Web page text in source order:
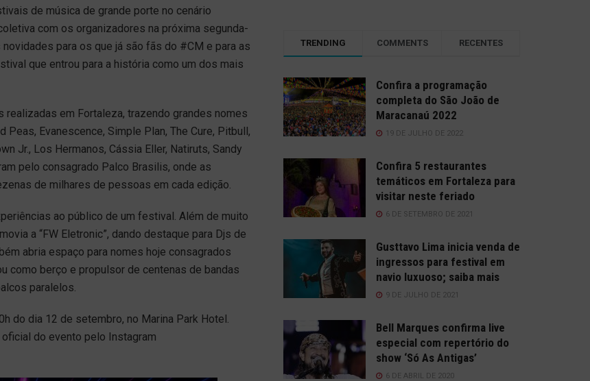
de música de grande porte no cenário
com os organizadores na próxima segunda-
para os que já são fãs do #CM e para as
que entrou para a história como um dos mais
em Fortaleza, trazendo grandes nomes
Evanescence, Simple Plan, The Cure, Pitbull,
Jr., Los Hermanos, Cássia Eller, Natiruts, Sandy
pelo consagrado Palco Brasilis, onde as
de milhares de pessoas em cada edição.
ao público de um festival. Além de muito
a “FW Eletronic”, dando destaque para Djs de
abria espaço para nomes hoje consagrados
como berço e propulsor de centenas de bandas
paralelos.
do dia 12 de setembro, no Marina Park Hotel.
do evento pelo Instagram
TRENDING COMMENTS RECENTES
Confira a programação
completa do São João de
Maracanaú 2022
19 DE JULHO DE 2022
Confira 5 restaurantes
temáticos em Fortaleza para
visitar neste feriado
6 DE SETEMBRO DE 2021
Gusttavo Lima inicia venda de
ingressos para festival em
navio luxuoso; saiba mais
9 DE JULHO DE 2021
Bell Marques confirma live
especial com repertório do
show ‘Só As Antigas’
6 DE ABRIL DE 2020